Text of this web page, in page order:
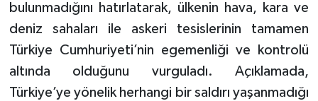
bulunmadığını hatırlatarak, ülkenin hava, kara ve
deniz sahaları ile askeri tesislerinin tamamen
Türkiye Cumhuriyeti’nin egemenliği ve kontrolü
altında olduğunu vurguladı. Açıklamada,
Türkiye’ye yönelik herhangi bir saldırı yaşanmadığı